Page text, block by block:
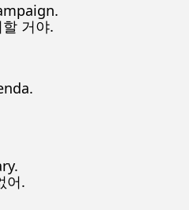
거야.
어.